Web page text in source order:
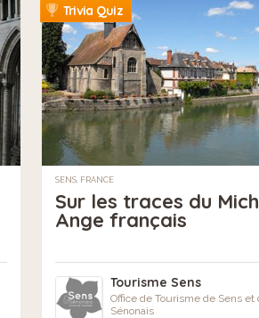
Trivia Quiz
SENS, FRANCE
Sur les traces du
Ange français
Tourisme Sens
Office de Tourisme de Sens et
Sénonais